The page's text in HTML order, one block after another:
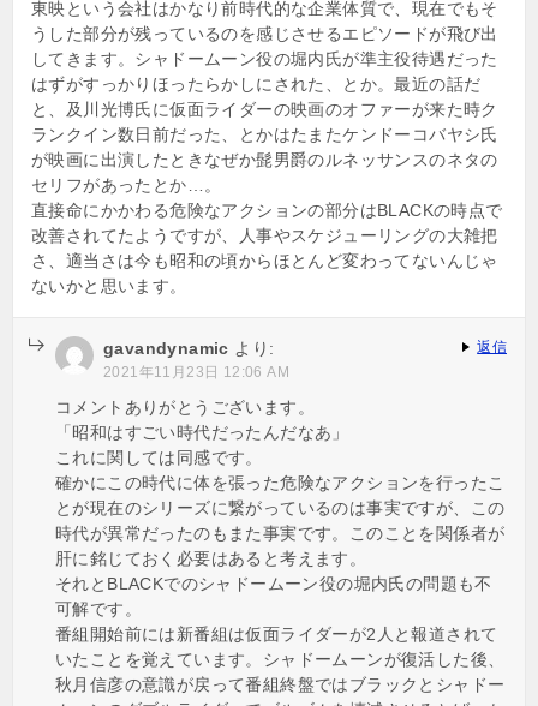
東映という会社はかなり前時代的な企業体質で、現在でもそ
うした部分が残っているのを感じさせるエピソードが飛び出
してきます。シャドームーン役の堀内氏が準主役待遇だった
はずがすっかりほったらかしにされた、とか。最近の話だ
と、及川光博氏に仮面ライダーの映画のオファーが来た時ク
ランクイン数日前だった、とかはたまたケンドーコバヤシ氏
が映画に出演したときなぜか髭男爵のルネッサンスのネタの
セリフがあったとか…。
直接命にかかわる危険なアクションの部分はBLACKの時点で
改善されてたようですが、人事やスケジューリングの大雑把
さ、適当さは今も昭和の頃からほとんど変わってないんじゃ
ないかと思います。
gavandynamic より:
2021年11月23日 12:06 AM
コメントありがとうございます。
「昭和はすごい時代だったんだなあ」
これに関しては同感です。
確かにこの時代に体を張った危険なアクションを行ったこ
とが現在のシリーズに繋がっているのは事実ですが、この
時代が異常だったのもまた事実です。このことを関係者が
肝に銘じておく必要はあると考えます。
それとBLACKでのシャドームーン役の堀内氏の問題も不
可解です。
番組開始前には新番組は仮面ライダーが2人と報道されて
いたことを覚えています。シャドームーンが復活した後、
秋月信彦の意識が戻って番組終盤ではブラックとシャドー
返信